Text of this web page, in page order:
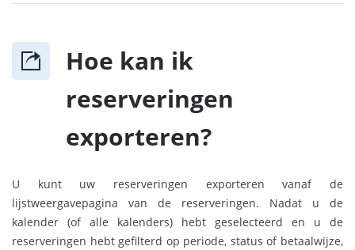
Hoe kan ik
reserveringen
exporteren?
U kunt uw reserveringen exporteren vanaf de
lijstweergavepagina van de reserveringen. Nadat u de
kalender (of alle kalenders) hebt geselecteerd en u de
reserveringen hebt gefilterd op periode, status of betaalwijze,